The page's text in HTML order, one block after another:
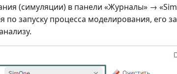
(симуляции) в панели «Журналы» →
по запуску процесса моделирования, его